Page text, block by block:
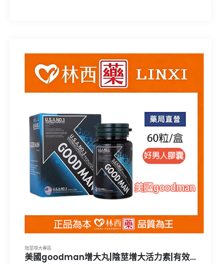
陰莖增大專區
美國goodman增大丸|陰莖增大活力素|有效增大增粗|林西藥局直營